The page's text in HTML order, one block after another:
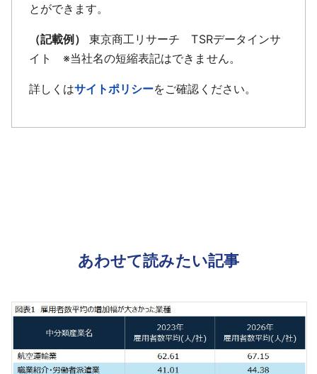
とができます。
（記載例）
東京商工リサーチ TSRデータインサ
イト ※当社名の短縮表記はできません。
詳しくはサイトポリシーをご確認ください。
あわせて読みたい記事